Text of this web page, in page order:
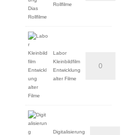
Rollfilme
Labor
Kleinbildfilm
Entwicklung
alter Filme
Digitalisierung